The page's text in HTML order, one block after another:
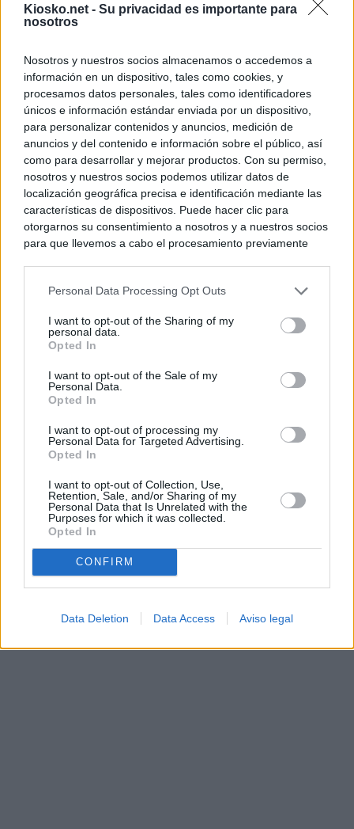
Kiosko.net - Su privacidad es importante para
nosotros
Nosotros y nuestros socios almacenamos o accedemos a
información en un dispositivo, tales como cookies, y
procesamos datos personales, tales como identificadores
únicos e información estándar enviada por un dispositivo,
para personalizar contenidos y anuncios, medición de
anuncios y del contenido e información sobre el público, así
como para desarrollar y mejorar productos. Con su permiso,
nosotros y nuestros socios podemos utilizar datos de
localización geográfica precisa e identificación mediante las
características de dispositivos. Puede hacer clic para
otorgarnos su consentimiento a nosotros y a nuestros socios
para que llevemos a cabo el procesamiento previamente
negar su consentimiento. Tenga en cuenta que algún
de su consentimiento, pero usted tiene el derecho de
rechazar tal procesamiento. Sus preferencias se aplicarán
cualquier momento entrando de nuevo en este sitio web o
visitando nuestra política de privacidad.
Personal Data Processing Opt Outs
I want to opt-out of the Sharing of my
personal data.
Opted In
I want to opt-out of the Sale of my
Personal Data.
Opted In
I want to opt-out of processing my
Personal Data for Targeted Advertising.
Opted In
I want to opt-out of Collection, Use,
Retention, Sale, and/or Sharing of my
Personal Data that Is Unrelated with the
Purposes for which it was collected.
Opted In
CONFIRM
Data Deletion Data Access Aviso legal